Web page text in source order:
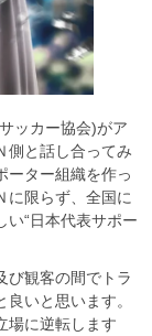
ッカー協会)がア
側と話し合ってみ
ーター組織を作っ
に限らず、全国に
い“日本代表サポー
び観客の間でトラ
いと思います。
場に逆転します